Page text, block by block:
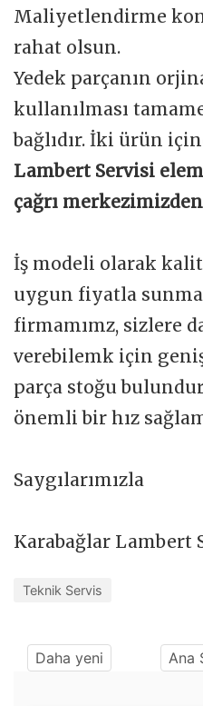
Maliyetlendirme
rahat olsun.
Yedek parçanın
kullanılması
bağlıdır. İki ürün
Lambert Servisi
çağrı
İş modeli olarak
uygun fiyatla
firmamımz, sizlere
verebilemk için
parça stoğu
önemli bir hız
Saygılarımızla
Karabağlar Lambert
Teknik Servis
Daha yeni Ana